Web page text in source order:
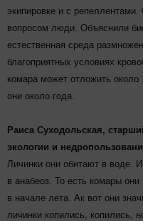
экипировке и с
вопросом люди. Объяснили
естественная среда
благоприятных условиях
комара может отложить около
они около года.
Раиса Суходольская,
экологии и
Личинки они обитают в воде.
в анабеоз. То есть комары
в начале лета. Ак вот они
личинки копились, копились,